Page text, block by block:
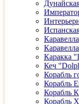
Каракка
Кеч
Корабль
Корабль
Корабль
Корабль